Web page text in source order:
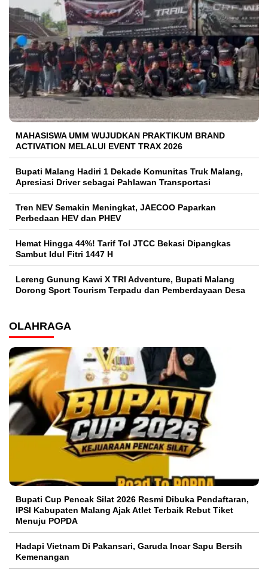
MAHASISWA UMM WUJUDKAN PRAKTIKUM BRAND
ACTIVATION MELALUI EVENT TRAX 2026
Bupati Malang Hadiri 1 Dekade Komunitas Truk Malang,
Apresiasi Driver sebagai Pahlawan Transportasi
Tren NEV Semakin Meningkat, JAECOO Paparkan
Perbedaan HEV dan PHEV
Hemat Hingga 44%! Tarif Tol JTCC Bekasi Dipangkas
Sambut Idul Fitri 1447 H
Lereng Gunung Kawi X TRI Adventure, Bupati Malang
Dorong Sport Tourism Terpadu dan Pemberdayaan Desa
OLAHRAGA
Bupati Cup Pencak Silat 2026 Resmi Dibuka Pendaftaran,
IPSI Kabupaten Malang Ajak Atlet Terbaik Rebut Tiket
Menuju POPDA
Hadapi Vietnam Di Pakansari, Garuda Incar Sapu Bersih
Kemenangan